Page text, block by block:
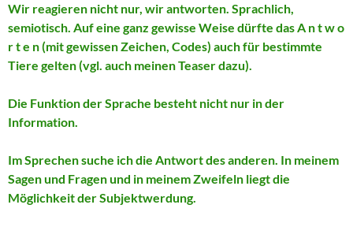
Wir reagieren nicht nur, wir antworten. Sprachlich,
semiotisch. Auf eine ganz gewisse Weise dürfte das A n t w o
r t e n (mit gewissen Zeichen, Codes) auch für bestimmte
Tiere gelten (vgl. auch meinen Teaser dazu).
Die Funktion der Sprache besteht nicht nur in der
Information.
Im Sprechen suche ich die Antwort des anderen. In meinem
Sagen und Fragen und in meinem Zweifeln liegt die
Möglichkeit der Subjektwerdung.